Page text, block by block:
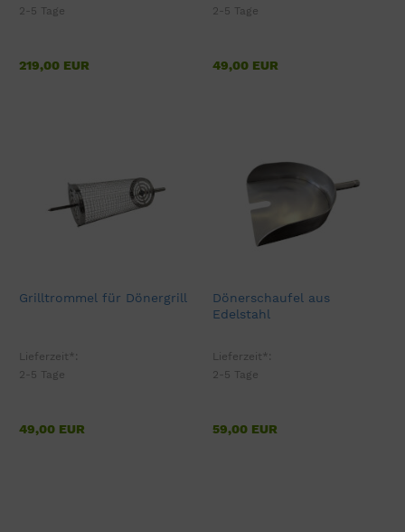
2-5 Tage
219,00 EUR
2-5 Tage
49,00 EUR
Grilltrommel für Dönergrill
Lieferzeit*:
2-5 Tage
49,00 EUR
Dönerschaufel aus
Edelstahl
Lieferzeit*:
2-5 Tage
59,00 EUR